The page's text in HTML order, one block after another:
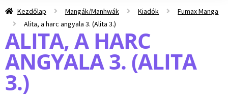
Kezdőlap Mangák/Manhwák Kiadók
Fumax Manga
Alita, a harc angyala 3. (Alita 3.)
ALITA, A HARC
ANGYALA 3. (ALITA
3.)